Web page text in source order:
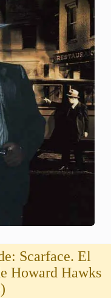
Scarface. El
Howard Hawks